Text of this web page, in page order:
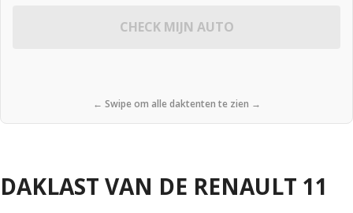
CHECK MIJN AUTO
← Swipe om alle daktenten te zien →
DAKLAST VAN DE RENAULT 11